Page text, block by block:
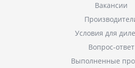
Вакансии
Условия для
Вопрос-ответ
Выполненные